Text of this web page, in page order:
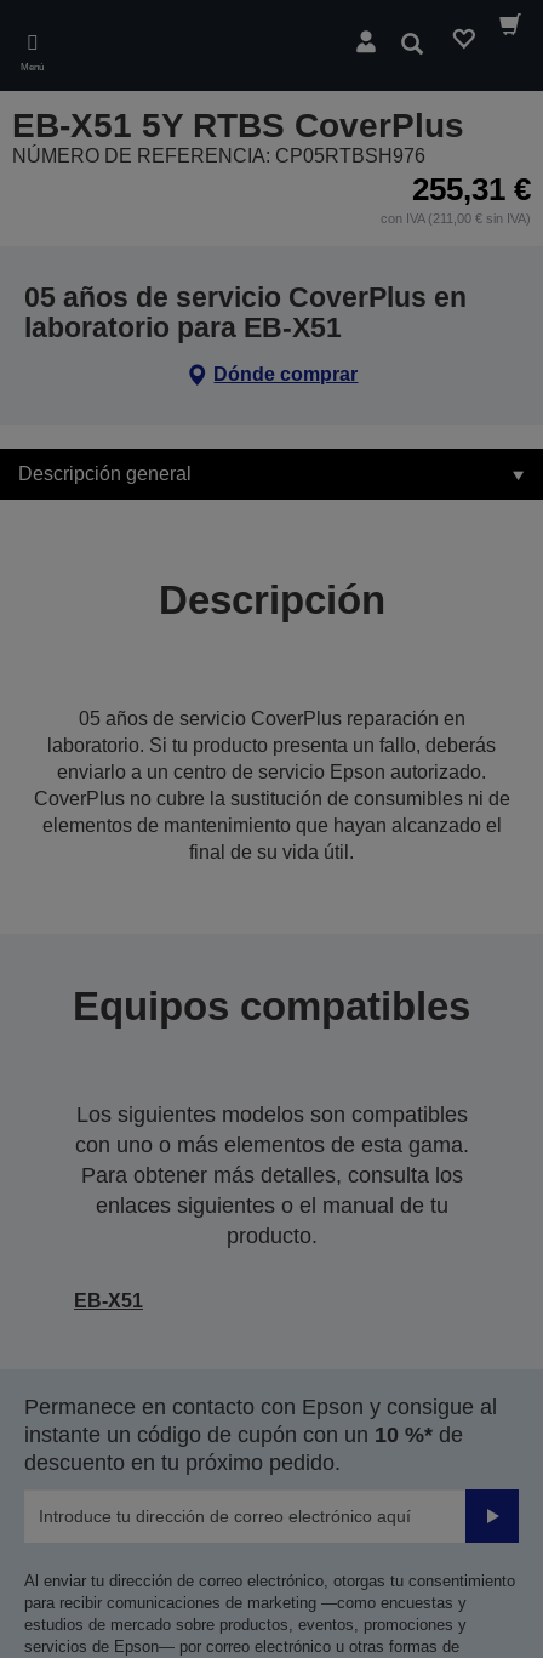
main
content
Menú
Buscar
EB-X51 5Y RTBS CoverPlus
NÚMERO DE REFERENCIA: CP05RTBSH976
255,31 €
con IVA (211,00 € sin IVA)
05 años de servicio CoverPlus en
laboratorio para EB-X51
Dónde comprar
Descripción general
Descripción
05 años de servicio CoverPlus reparación en
laboratorio. Si tu producto presenta un fallo, deberás
enviarlo a un centro de servicio Epson autorizado.
CoverPlus no cubre la sustitución de consumibles ni de
elementos de mantenimiento que hayan alcanzado el
final de su vida útil.
Equipos compatibles
Los siguientes modelos son compatibles
con uno o más elementos de esta gama.
Para obtener más detalles, consulta los
enlaces siguientes o el manual de tu
producto.
EB-X51
Permanece en contacto con Epson y consigue al
instante un código de cupón con un 10 %* de
descuento en tu próximo pedido.
Enviar
Al enviar tu dirección de correo electrónico, otorgas tu consentimiento
para recibir comunicaciones de marketing —como encuestas y
estudios de mercado sobre productos, eventos, promociones y
servicios de Epson— por correo electrónico u otras formas de